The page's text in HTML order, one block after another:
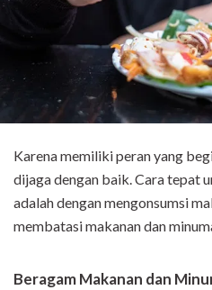
Karena memiliki peran yang
dijaga dengan baik. Cara tepat
adalah dengan mengonsumsi
membatasi makanan dan
Beragam Makanan dan